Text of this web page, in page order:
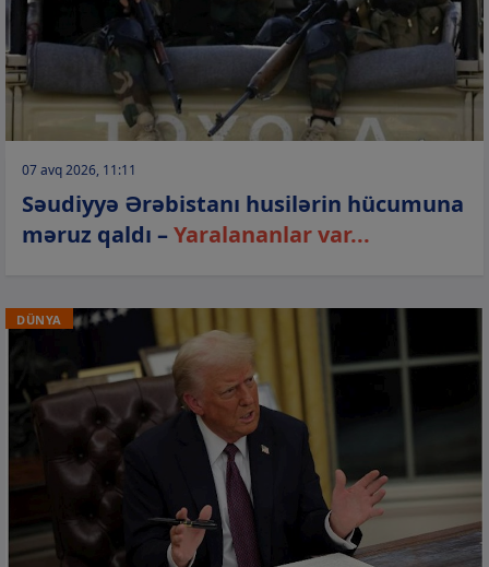
07 avq 2026, 11:11
Səudiyyə Ərəbistanı husilərin hücumuna
məruz qaldı –Yaralananlar var...
DÜNYA